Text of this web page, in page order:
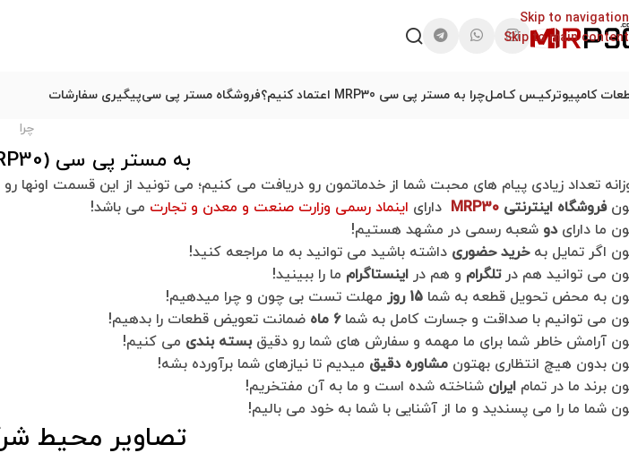
Skip to navigation
Skip to main content
کامپیوترکیـس کـامـلچرا به مستر پی سی MRP30 اعتماد کنیم؟ فروشگاه مستر پی سیپیگیری سفارشات
چرا
به مستر پی سی (MRP30) اعتماد کنم؟
تعداد زیادی پیام های محبت شما از خدماتمون رو دریافت می کنیم؛ می تونید از این قسمت اونها
فروشگاه اینترنتی MRP30 دارای اینماد رسمی وزارت صنعت و معدن و تجارت می باشد!
ما دارایدو شعبه رسمی در مشهد هستیم!
اگر تمایل بهخرید حضوری داشته باشید می توانید به ما مراجعه کنید!
می توانید هم در تلگرام و هم در اینستاگرام ما را ببینید!
به محض تحویل قطعه به شما 15 روز
مهلت تست بی چون و چرا میدهیم!
می توانیم با صداقت و جسارت کامل به شما6 ماه
ضمانت تعویض قطعات را بدهیم!
آرامش خاطر شما برای ما مهمه و سفارش های شما رو دقیقبسته بندی می کنیم!
بدون هیچ انتظاری بهتون مشاوره دقیق میدیم تا نیازهای شما برآورده بشه!
برند ما در تمام ایران شناخته شده است و ما به آن مفتخریم!
شما ما را می پسندید و ما از آشنایی با شما به خود می بالیم!
تصاویر محیط